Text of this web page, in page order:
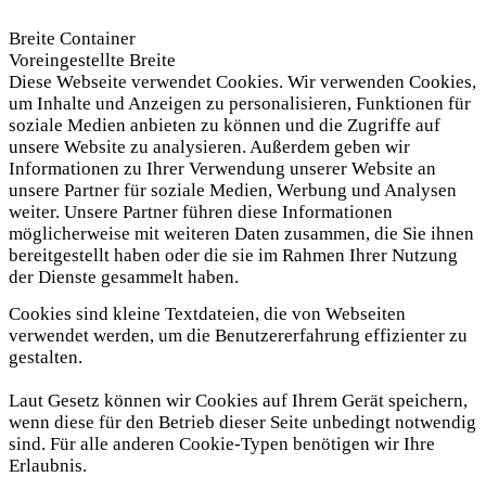
Breite Container
Voreingestellte Breite
Diese Webseite verwendet Cookies. Wir verwenden Cookies,
um Inhalte und Anzeigen zu personalisieren, Funktionen für
soziale Medien anbieten zu können und die Zugriffe auf
unsere Website zu analysieren. Außerdem geben wir
Informationen zu Ihrer Verwendung unserer Website an
unsere Partner für soziale Medien, Werbung und Analysen
weiter. Unsere Partner führen diese Informationen
möglicherweise mit weiteren Daten zusammen, die Sie ihnen
bereitgestellt haben oder die sie im Rahmen Ihrer Nutzung
der Dienste gesammelt haben.
Cookies sind kleine Textdateien, die von Webseiten
verwendet werden, um die Benutzererfahrung effizienter zu
gestalten.
Laut Gesetz können wir Cookies auf Ihrem Gerät speichern,
wenn diese für den Betrieb dieser Seite unbedingt notwendig
sind. Für alle anderen Cookie-Typen benötigen wir Ihre
Erlaubnis.